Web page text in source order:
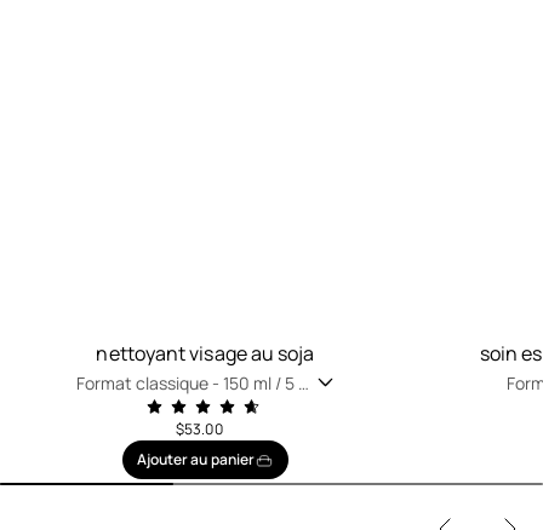
nettoyant visage au soja
Format classique -150 ml / 5 fl
$53.00
Ajouter au panier
soin